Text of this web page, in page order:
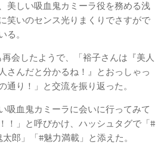
美しい吸血鬼カミーラ役を務める浅
笑いのセンス光りまくりでさすがで
る。
再会したようで、「裕子さんは『美人
さんだと分かるね！』とおっしゃっ
通り！」と交流を振り返った。
吸血鬼カミーラに会いに行ってみて
！」と呼びかけ、ハッシュタグで「#
郎」「#魅力満載」と添えた。